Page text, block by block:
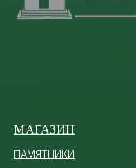
МАГАЗИН
ПАМЯТНИКИ